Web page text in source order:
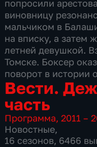
попросили
виновницу
мальчиком в
на вписку, а затем
летней девушкой.
Томске. Боксер
поворот в истории
Вести.
часть
Программа,2011 –
Новостные,
16 сезонов, 6466